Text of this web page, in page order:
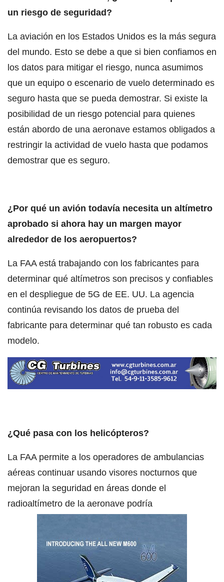
un riesgo de seguridad?
La aviación en los Estados Unidos es la más segura
del mundo. Esto se debe a que si bien confiamos en
los datos para mitigar el riesgo, nunca asumimos
que un equipo o escenario de vuelo determinado es
seguro hasta que se pueda demostrar. Si existe la
posibilidad de un riesgo potencial para quienes
están abordo de una aeronave estamos obligados a
restringir la actividad de vuelo hasta que podamos
demostrar que es seguro.
¿Por qué un avión todavía necesita un altímetro
aprobado si ahora hay un margen mayor
alrededor de los aeropuertos?
La FAA está trabajando con los fabricantes para
determinar qué altímetros son precisos y confiables
en el despliegue de 5G de EE. UU. La agencia
continúa revisando los datos de prueba del
fabricante para determinar qué tan robusto es cada
modelo.
¿Qué pasa con los helicópteros?
La FAA permite a los operadores de ambulancias
aéreas continuar usando visores nocturnos que
mejoran la seguridad en áreas donde el
radioaltímetro de la aeronave podría